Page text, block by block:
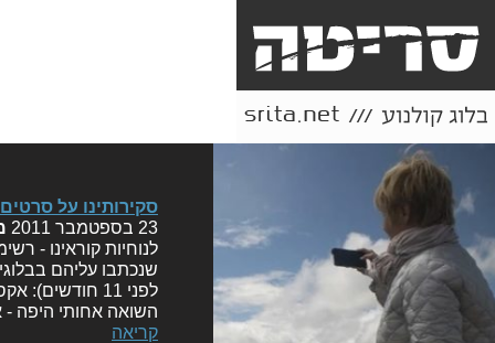
סקירותינו על
23 בספטמבר 2011
לנוחיות קוראינו -
שנכתבו עליהם
לפני 11
השואה אחותי היפה -
קריאה